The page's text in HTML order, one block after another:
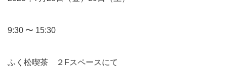
9:30 〜 15:30
ふく松喫茶 ２Fスペースにて